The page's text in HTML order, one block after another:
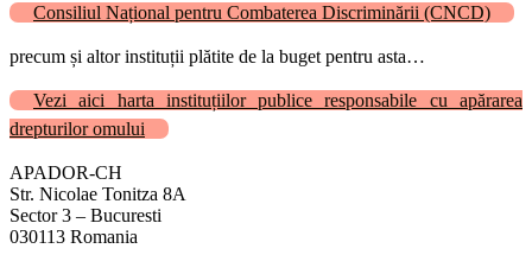
Consiliul Național pentru Combaterea Discriminării (CNCD)
precum și altor instituții plătite de la buget pentru asta…
Vezi aici harta instituțiilor publice responsabile cu apărarea
drepturilor omului
APADOR-CH
Str. Nicolae Tonitza 8A
Sector 3 – Bucuresti
030113 Romania